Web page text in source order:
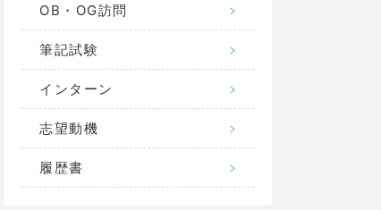
OB・OG訪問
筆記試験
インターン
志望動機
履歴書